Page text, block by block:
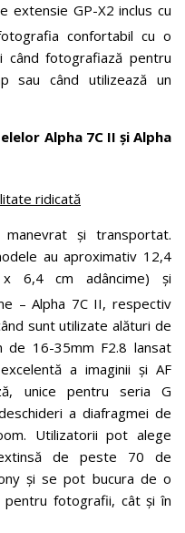
extensie GP-X2 inclus cu
confortabil cu o
când fotografiază pentru
sau când utilizează un
Alpha 7C II și Alpha
ridicată
și transportat.
au aproximativ 12,4
6,4 cm adâncime) și
– Alpha 7C II, respectiv
sunt utilizate alături de
de 16-35mm F2.8 lansat
a imaginii și AF
unice pentru seria G
a diafragmei de
Utilizatorii pot alege
de peste 70 de
și se pot bucura de o
fotografii, cât și în